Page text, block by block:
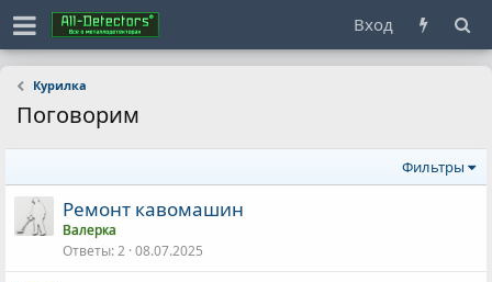
Вход
Курилка
Поговорим
Фильтры
Ремонт кавомашин
Валерка
Ответы 2 08.07.2025